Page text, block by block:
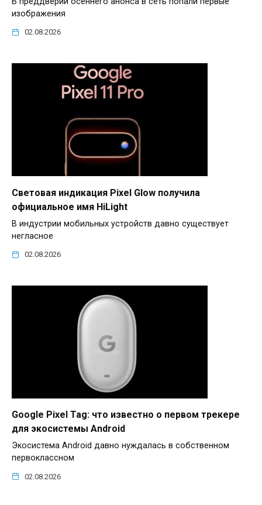
изображения
02.08.2026
Световая индикация Pixel Glow получила
официальное имя HiLight
В индустрии мобильных устройств давно существует
негласное
02.08.2026
Google Pixel Tag: что известно о первом трекере
для экосистемы Android
Экосистема Android давно нуждалась в собственном
первоклассном
02.08.2026